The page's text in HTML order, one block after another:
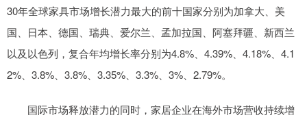
30年全球家具市场增长潜力最大的前十国家分别为加拿大、美
国、日本、德国、瑞典、爱尔兰、孟加拉国、阿塞拜疆、新西兰
以及以色列，复合年均增长率分别为4.8%、4.39%、4.18%、4.1
2%、3.8%、3.8%、3.35%、3.3%、3%、2.79%。
国际市场释放潜力的同时，家居企业在海外市场营收持续增